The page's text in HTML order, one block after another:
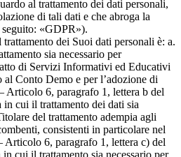
al trattamento dei dati personali,
di tali dati e che abroga la
«GDPR»).
dei Suoi dati personali è: a.
sia necessario per
di Servizi Informativi ed Educativi
Conto Demo e per l’adozione di
Articolo 6, paragrafo 1, lettera b del
cui il trattamento dei dati sia
del trattamento adempia agli
consistenti in particolare nel
Articolo 6, paragrafo 1, lettera c) del
cui il trattamento sia necessario per